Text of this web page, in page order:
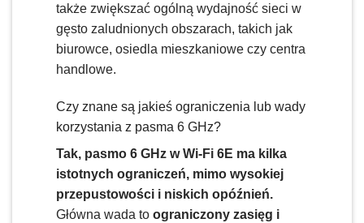
także zwiększać ogólną wydajność sieci w
gęsto zaludnionych obszarach, takich jak
biurowce, osiedla mieszkaniowe czy centra
handlowe.
Czy znane są jakieś ograniczenia lub wady
korzystania z pasma 6 GHz?
Tak, pasmo 6 GHz w Wi-Fi 6E ma kilka
istotnych ograniczeń, mimo wysokiej
przepustowości i niskich opóźnień.
Główna wada toograniczony zasięg i